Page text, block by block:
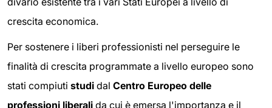
crescita economica.
Per sostenere i liberi professionisti nel perseguire le
finalità di crescita programmate a livello europeo sono
stati compiuti studi dal Centro Europeo delle
professioni liberali da cui è emersa l'importanza e il